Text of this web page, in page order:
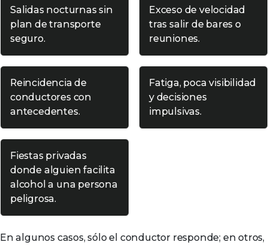
Salidas nocturnas sin
plan de transporte
seguro.
Exceso de velocidad
tras salir de bares o
reuniones.
Reincidencia de
conductores con
antecedentes.
Fatiga, poca visibilidad
y decisiones
impulsivas.
Fiestas privadas
donde alguien facilita
alcohol a una persona
peligrosa.
En algunos casos, sólo el conductor responde; en otros,